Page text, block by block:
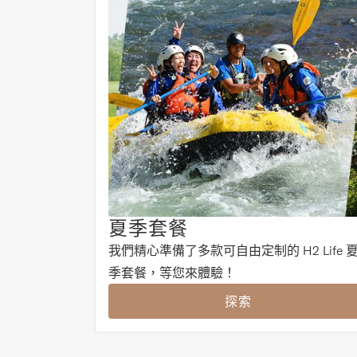
夏季套餐
我們精心準備了多款可自由定制的 H2 Life
季套餐，等您來體驗！
探索